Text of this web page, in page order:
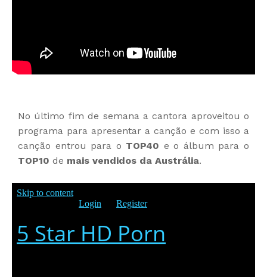
No último fim de semana a cantora aproveitou o
programa para apresentar a canção e com isso a
canção entrou para o TOP40 e o álbum para o
TOP10 de mais vendidos da Austrália.